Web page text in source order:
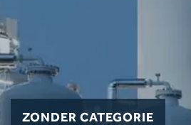
ZONDER CATEGORIE